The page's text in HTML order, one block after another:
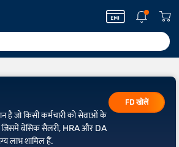
जो किसी कर्मचारी को सेवाओं के
है, जिसमें बेसिक सैलरी, HRA और DA
लाभ शामिल हैं.
FD खोलें